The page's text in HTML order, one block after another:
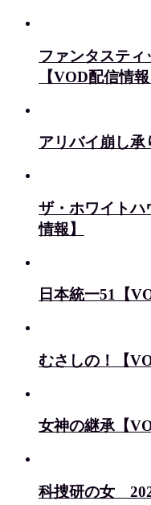
ファンタステ
【VOD配信情報
アリバイ崩し承
ザ・ホワイト
情報】
日本統一51【
むさしの！【
女神の継承【
科捜研の女